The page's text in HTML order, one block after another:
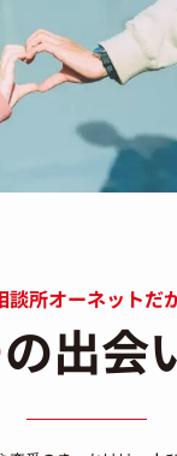
談所オーネットだ
の出会